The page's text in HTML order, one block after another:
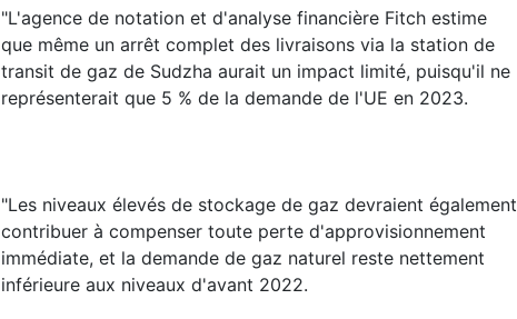
"L'agence de notation et d'analyse financière Fitch estime
que même un arrêt complet des livraisons via la station de
transit de gaz de Sudzha aurait un impact limité, puisqu'il ne
représenterait que 5 % de la demande de l'UE en 2023.
"Les niveaux élevés de stockage de gaz devraient également
contribuer à compenser toute perte d'approvisionnement
immédiate, et la demande de gaz naturel reste nettement
inférieure aux niveaux d'avant 2022.